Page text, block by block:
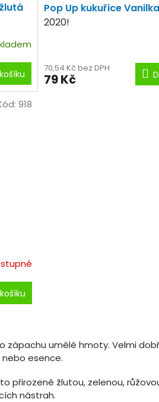
Pop Up kukuřice Vanilka
2020!
70,54 Kč bez DPH
79 Kč
918
zápachu umělé hmoty. Velmi
esence.
přirozeně žlutou, zelenou,
nástrah.